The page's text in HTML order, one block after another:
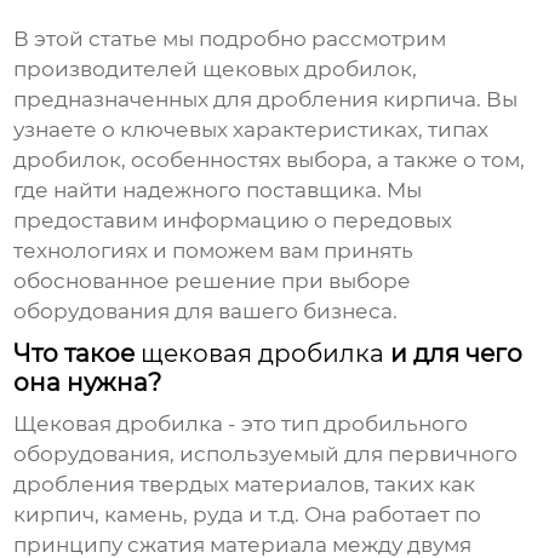
В этой статье мы подробно рассмотрим
производителей щековых дробилок,
предназначенных для дробления кирпича. Вы
узнаете о ключевых характеристиках, типах
дробилок, особенностях выбора, а также о том,
где найти надежного поставщика. Мы
предоставим информацию о передовых
технологиях и поможем вам принять
обоснованное решение при выборе
оборудования для вашего бизнеса.
Что такое щековая дробилка и для чего
она нужна?
Щековая дробилка - это тип дробильного
оборудования, используемый для первичного
дробления твердых материалов, таких как
кирпич, камень, руда и т.д. Она работает по
принципу сжатия материала между двумя